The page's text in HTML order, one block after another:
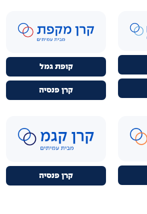
קופת גמל
קרן פנסיה
קרן פנסיה